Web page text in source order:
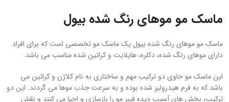
ماسک مو موهای رنگ شده بیول
ماسک مو موهای رنگ شده بیول یک ماسک مو تخصصی است که برای افراد
دارای موهای رنگ شده، دکلره، هایلایت و کراتین شده مناسب می باشد.
این ماسک مو حاوی دو ترکیب مهم و ساختاری به نام کلاژن و کراتین می
باشد که به فرم هیدرولیز شده بوده و به سرعت جذب موها می گردند. این دو
ترکیب، بخش های آسیب دیده فیبر مو را بازسازی و احیا می کنند و نقش